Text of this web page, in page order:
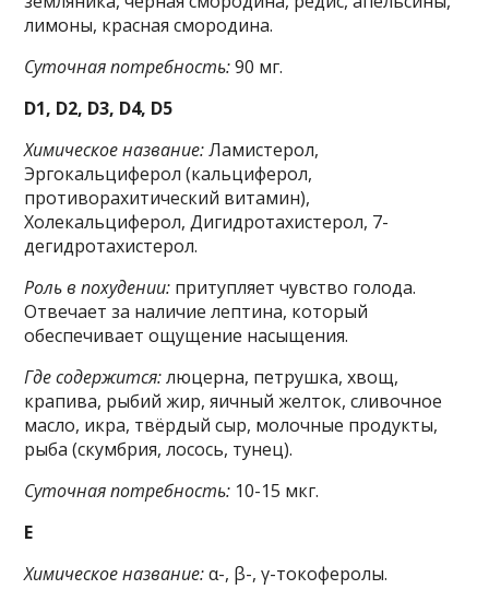
лимоны, красная смородина.
Суточная потребность:90 мг.
D1, D2, D3, D4, D5
Химическое название:Ламистерол,
Эргокальциферол (кальциферол,
противорахитический витамин),
Холекальциферол, Дигидротахистерол, 7-
дегидротахистерол.
Роль в похудении: притупляет чувство голода.
Отвечает за наличие лептина, который
обеспечивает ощущение насыщения.
Где содержится:люцерна, петрушка, хвощ,
крапива, рыбий жир, яичный желток, сливочное
масло, икра, твёрдый сыр, молочные продукты,
рыба (скумбрия, лосось, тунец).
Суточная потребность: 10-15 мкг.
E
Химическое название:α-, β-, γ-токоферолы.